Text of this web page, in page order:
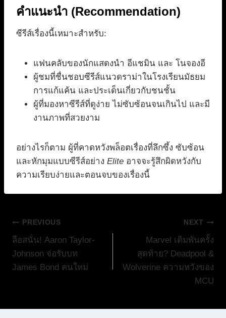
คำแนะนำ (Recommendation)
ซีรีส์เรื่องนี้เหมาะสำหรับ:
แฟนคลับของนักแสดงนำ อีแชมิน และ โนจองอี
ผู้ชมที่ชื่นชอบซีรีส์แนวดราม่าในโรงเรียนมัธยม
การแก้แค้น และประเด็นเกี่ยวกับชนชั้น
ผู้ที่มองหาซีรีส์ที่ดูง่าย ไม่ซับซ้อนจนเกินไป และมี
งานภาพที่สวยงาม
อย่างไรก็ตาม ผู้ที่คาดหวังพล็อตเรื่องที่ลึกซึ้ง ซับซ้อน
และหักมุมแบบซีรีส์อย่าง Elite อาจจะรู้สึกผิดหวังกับ
ความเรียบง่ายและตอนจบของเรื่องนี้
แนะแนว
เรื่อง
PREVIOUS
ลือสนั่น! Aaron Taylor-
Johnson จ่อรับบท
James Bond คนใหม่
NEXT
Marvel เดิมพันครั้ง
สุดท้าย? Deadpool &
Wolverine ความหวังของ
MCU